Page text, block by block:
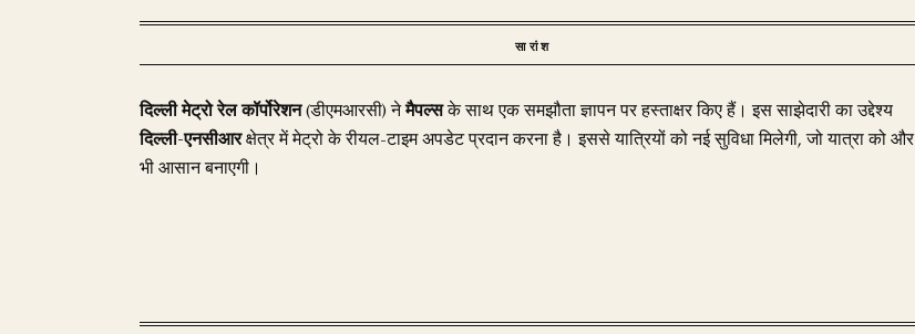
सारांश
दिल्ली मेट्रो रेल कॉर्पोरेशन(डीएमआरसी) नेमैपल्सके साथ एक समझौता ज्ञापन पर हस्ताक्षर किए हैं। इस साझेदारी का उद्देश्य
दिल्ली-एनसीआरक्षेत्र में मेट्रो के रीयल-टाइम अपडेट प्रदान करना है। इससे यात्रियों को नई सुविधा मिलेगी, जो यात्रा को और
भी आसान बनाएगी।